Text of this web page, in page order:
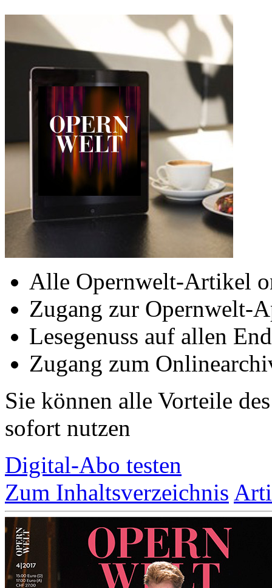
Alle Opernwelt-Artikel
Zugang zur Opernwelt-
Lesegenuss auf allen
Zugang zum
Sie können alle Vorteile
sofort nutzen
Digital-Abo testen
Zum Inhaltsverzeichnis